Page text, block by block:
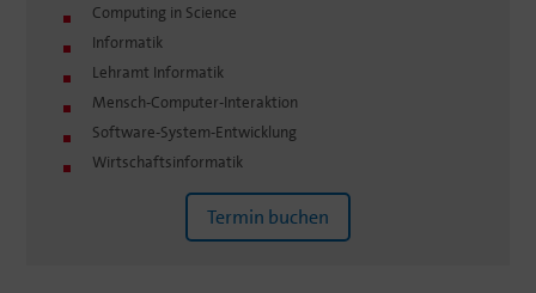
Compu­ting in Science
Infor­matik
Lehramt Infor­matik
Mensch-Computer-Inter­ak­tion
Software-System-Entwick­lung
Wirtschafts­in­for­matik
Termin buchen